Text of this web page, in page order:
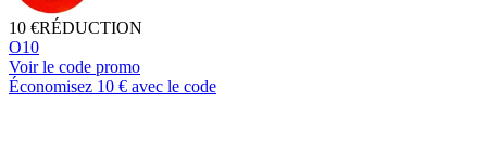
10 €RÉDUCTION
O10
Voir le code promo
Économisez 10 € avec le code